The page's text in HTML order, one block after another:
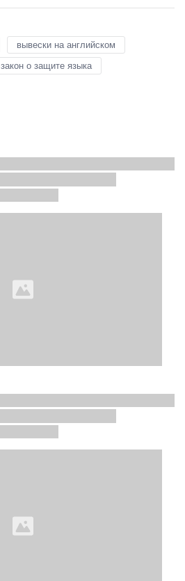
вывески на английском
закон о защите языка